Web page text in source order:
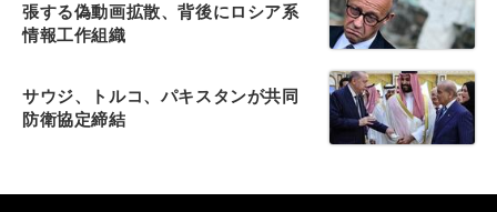
張する偽動画拡散、背後にロシア系
情報工作組織
サウジ、トルコ、パキスタンが共同
防衛協定締結